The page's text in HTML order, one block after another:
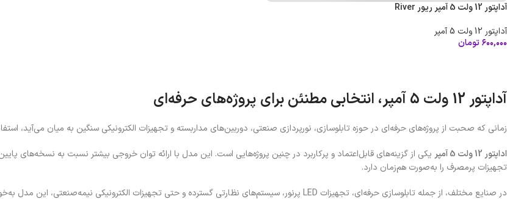
آداپتور 12 ولت 5 آمپر ریور River
آداپتور 12 ولت 5 آمپر
۶۰۰,۰۰۰تومان
آداپتور 12 ولت 5 آمپر، انتخابی مطنئن برای پروژه‌های حرفه‌ای
زمانی که صحبت از پروژه‌های حرفه‌ای در حوزه تابلوسازی، نورپردازی صنعتی، دوربین‌های مداربسته و تجهیزات الکترونیکی سنگین به میان می‌آید،
اداپتور 12 ولت 5 آمپر
یکی از گزینه‌های قابل‌اعتماد و پرکاربرد در چنین پروژه‌هایی است. این مدل با ارائه توان خروجی بیشتر نسبت به نسخه‌های
تجهیزات پرمصرف را به‌صورت هم‌زمان دارد.
در صنایع مختلف، از جمله تابلوسازی حرفه‌ای، تجهیزات LED پرنور، سیستم‌های نظارتی گسترده و حتی تجهیزات الکترونیکی نیمه‌صنعتی، این مدل به‌خوبی پاسخگوی نیاز کاربران حرفه‌ای است.